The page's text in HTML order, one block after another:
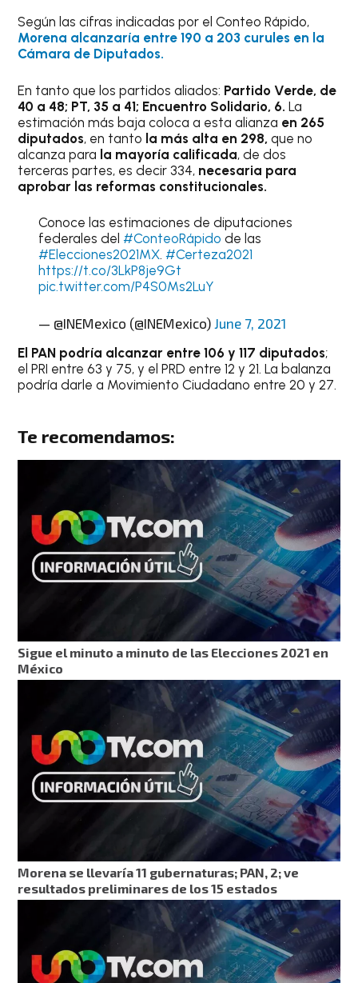
Según las cifras indicadas por el Conteo Rápido,
Morena alcanzaría entre 190 a 203 curules en la
Cámara de Diputados.
En tanto que los partidos aliados: Partido Verde, de
40 a 48; PT, 35 a 41; Encuentro Solidario, 6.La
estimación más baja coloca a esta alianza en 265
diputados, en tanto la más alta en 298, que no
alcanza para la mayoría calificada, de dos
terceras partes, es decir 334, necesaria para
aprobar las reformas constitucionales.
Conoce las estimaciones de diputaciones
federales del #ConteoRápido de las
#Elecciones2021MX. #Certeza2021
https://t.co/3LkP8je9Gt
pic.twitter.com/P4S0Ms2LuY
— @INEMexico (@INEMexico) June 7, 2021
El PAN podría alcanzar entre 106 y 117 diputados;
el PRI entre 63 y 75, y el PRD entre 12 y 21. La balanza
podría darle a Movimiento Ciudadano entre 20 y 27.
Te recomendamos:
Sigue el minuto a minuto de las Elecciones 2021 en
México
Morena se llevaría 11 gubernaturas; PAN, 2; ve
resultados preliminares de los 15 estados